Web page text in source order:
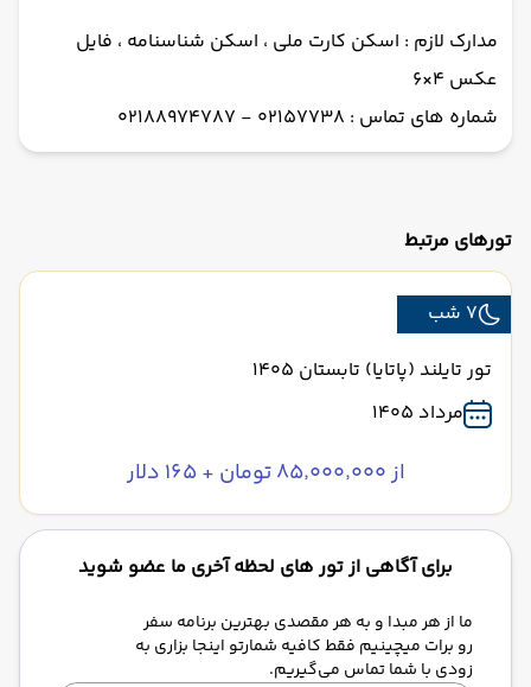
مدارک لازم : اسکن کارت ملی ، اسکن شناسنامه ، فایل
عکس 4×6
شماره های تماس : 02157738 - 02188974787
تورهای مرتبط
7 شب
تور تایلند (پاتایا) تابستان 1405
مرداد 1405
از ۸۵٬۰۰۰٬۰۰۰ تومان + ۱۶۵ دلار
برای آگاهی از تور های لحظه آخری ما عضو شوید
ما از هر مبدا و به هر مقصدی بهترین برنامه سفر
رو برات میچینیم فقط کافیه شمارتو اینجا بزاری به
زودی با شما تماس می‌گیریم.